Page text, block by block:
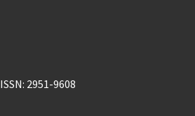
ISSN: 2951-9608